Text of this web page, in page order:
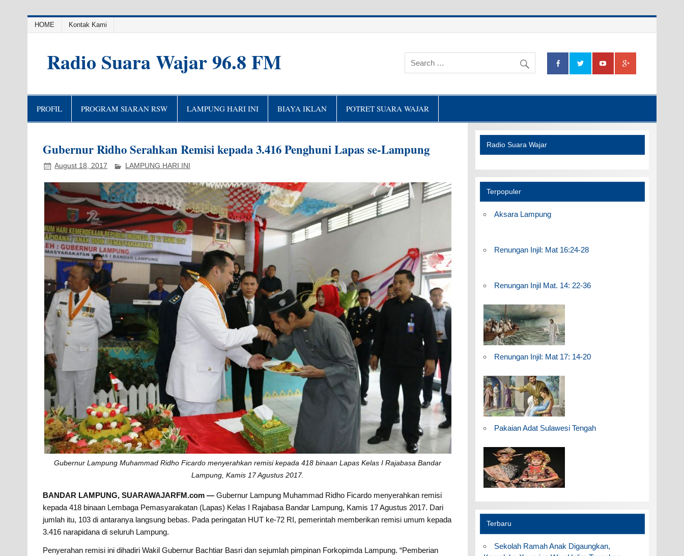
HOME Kontak Kami
Radio Suara Wajar 96.8 FM
PROFIL PROGRAM SIARAN RSW LAMPUNG HARI INI BIAYA IKLAN POTRET SUARA WAJAR
Gubernur Ridho Serahkan Remisi kepada 3.416 Penghuni Lapas se-Lampung
August 18, 2017 LAMPUNG HARI INI
Gubernur Lampung Muhammad Ridho Ficardo menyerahkan remisi kepada 418 binaan Lapas Kelas I Rajabasa Bandar
Lampung, Kamis 17 Agustus 2017.
BANDAR LAMPUNG, SUARAWAJARFM.com —Gubernur Lampung Muhammad Ridho Ficardo menyerahkan remisi
kepada 418 binaan Lembaga Pemasyarakatan (Lapas) Kelas I Rajabasa Bandar Lampung, Kamis 17 Agustus 2017. Dari
jumlah itu, 103 di antaranya langsung bebas. Pada peringatan HUT ke-72 RI, pemerintah memberikan remisi umum kepada
3.416 narapidana di seluruh Lampung.
Penyerahan remisi ini dihadiri Wakil Gubernur Bachtiar Basri dan sejumlah pimpinan Forkopimda Lampung. “Pemberian
Radio Suara Wajar
Terpopuler
Aksara Lampung
Renungan Injil: Mat 16:24-28
Renungan Injil Mat. 14: 22-36
Renungan Injil: Mat 17: 14-20
Pakaian Adat Sulawesi Tengah
Terbaru
Sekolah Ramah Anak Digaungkan,